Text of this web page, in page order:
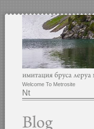
Welcome To Metrosite
Nt